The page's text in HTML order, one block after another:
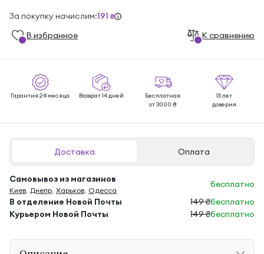
За покупку начислим:191 ₴
В избранноe К сравнению
Гарантия 24 месяца Возврат 14 дней
Бесплатная
от 3000 ₴
15 лет
доверия
Доставка Оплата
Самовывоз из магазинов
Киев, Днепр, Харьков, Одесса
бесплатно
В отделение Новой Почты
149 ₴бесплатно
Курьером Новой Почты
149 ₴бесплатно